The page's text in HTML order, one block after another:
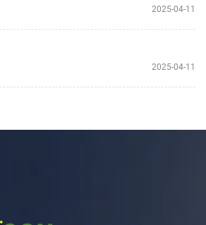
2025-04-11
2025-04-11